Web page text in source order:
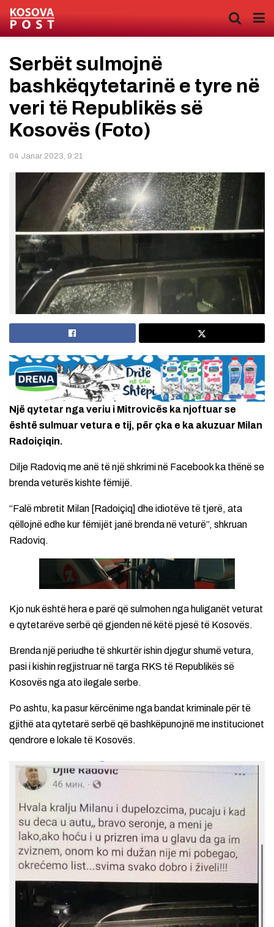
Serbët sulmojnë
bashkëqytetarinë e tyre në
veri të Republikës së
Kosovës (Foto)
04 Janar 2023, 9:21
Një qytetar nga veriu i Mitrovicës ka njoftuar se
është sulmuar vetura e tij, për çka e ka akuzuar Milan
Radoiçiqin.
Dilje Radoviq me anë të një shkrimi në Facebook ka thënë se
brenda veturës kishte fëmijë.
“Falë mbretit Milan [Radoiçiq] dhe idiotëve të tjerë, ata
qëllojnë edhe kur fëmijët janë brenda në veturë”, shkruan
Radoviq.
Kjo nuk është hera e parë që sulmohen nga huliganët veturat
e qytetarëve serbë që gjenden në këtë pjesë të Kosovës.
Brenda një periudhe të shkurtër ishin djegur shumë vetura,
pasi i kishin regjistruar në targa RKS të Republikës së
Kosovës nga ato ilegale serbe.
Po ashtu, ka pasur kërcënime nga bandat kriminale për të
gjithë ata qytetarë serbë që bashkëpunojnë me institucionet
qendrore e lokale të Kosovës.